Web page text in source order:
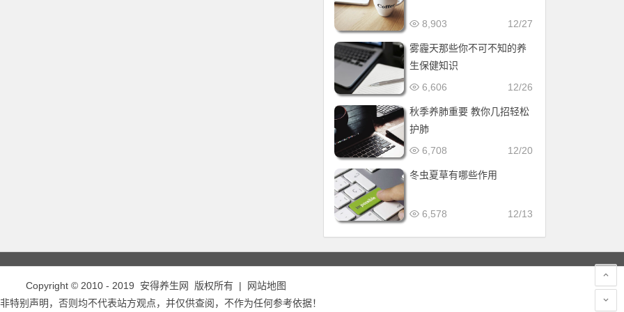
12/27
8,903
雾霾天那些你不可不知的养
生保健知识
12/26
6,606
秋季养肺重要 教你几招轻松
护肺
12/20
6,708
冬虫夏草有哪些作用
12/13
6,578
Copyright © 2010 - 2019 安得养生网 版权所有 |
网站地图
特别声明，否则均不代表站方观点，并仅供查阅，不作为任何参考依据！